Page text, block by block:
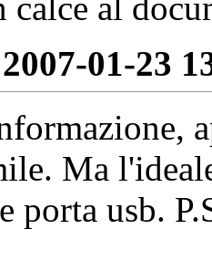
01-23
Ma
porta usb.